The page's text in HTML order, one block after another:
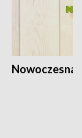
Nowoczesna